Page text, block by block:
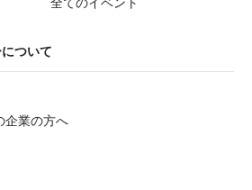
ついて
企業の方へ